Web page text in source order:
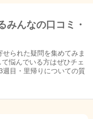
みんなの口コミ・
られた疑問を集めてみま
悩んでいる方はぜひチェ
週目・里帰りについての質